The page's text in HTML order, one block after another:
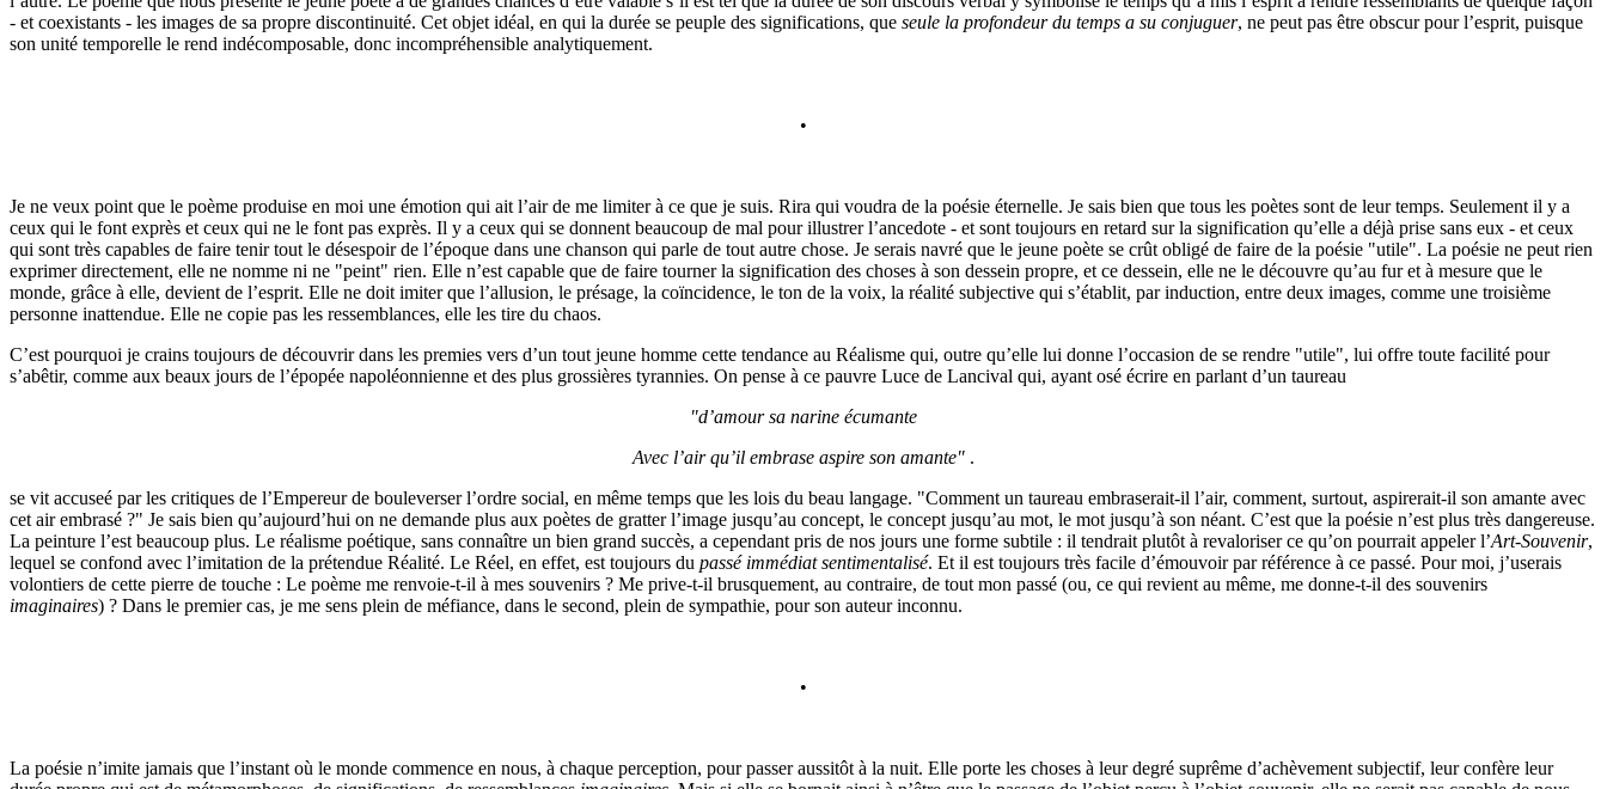
- et coexistants - les images de sa propre discontinuité. Cet objet idéal, en qui la durée se peuple des significations, que seule la profondeur du temps a su conjuguer, ne peut pas être obscur pour l’esprit, puisque
son unité temporelle le rend indécomposable, donc incompréhensible analytiquement.
•
Je ne veux point que le poème produise en moi une émotion qui ait l’air de me limiter à ce que je suis. Rira qui voudra de la poésie éternelle. Je sais bien que tous les poètes sont de leur temps. Seulement il y a
ceux qui le font exprès et ceux qui ne le font pas exprès. Il y a ceux qui se donnent beaucoup de mal pour illustrer l’ancedote - et sont toujours en retard sur la signification qu’elle a déjà prise sans eux - et ceux
qui sont très capables de faire tenir tout le désespoir de l’époque dans une chanson qui parle de tout autre chose. Je serais navré que le jeune poète se crût obligé de faire de la poésie "utile". La poésie ne peut rien
exprimer directement, elle ne nomme ni ne "peint" rien. Elle n’est capable que de faire tourner la signification des choses à son dessein propre, et ce dessein, elle ne le découvre qu’au fur et à mesure que le
monde, grâce à elle, devient de l’esprit. Elle ne doit imiter que l’allusion, le présage, la coïncidence, le ton de la voix, la réalité subjective qui s’établit, par induction, entre deux images, comme une troisième
personne inattendue. Elle ne copie pas les ressemblances, elle les tire du chaos.
C’est pourquoi je crains toujours de découvrir dans les premies vers d’un tout jeune homme cette tendance au Réalisme qui, outre qu’elle lui donne l’occasion de se rendre "utile", lui offre toute facilité pour
s’abêtir, comme aux beaux jours de l’épopée napoléonnienne et des plus grossières tyrannies. On pense à ce pauvre Luce de Lancival qui, ayant osé écrire en parlant d’un taureau
"d’amour sa narine écumante
Avec l’air qu’il embrase aspire son amante" .
se vit accuseé par les critiques de l’Empereur de bouleverser l’ordre social, en même temps que les lois du beau langage. "Comment un taureau embraserait-il l’air, comment, surtout, aspirerait-il son amante avec
cet air embrasé ?" Je sais bien qu’aujourd’hui on ne demande plus aux poètes de gratter l’image jusqu’au concept, le concept jusqu’au mot, le mot jusqu’à son néant. C’est que la poésie n’est plus très dangereuse.
La peinture l’est beaucoup plus. Le réalisme poétique, sans connaître un bien grand succès, a cependant pris de nos jours une forme subtile : il tendrait plutôt à revaloriser ce qu’on pourrait appeler l’Art-Souvenir,
lequel se confond avec l’imitation de la prétendue Réalité. Le Réel, en effet, est toujours du passé immédiat sentimentalisé. Et il est toujours très facile d’émouvoir par référence à ce passé. Pour moi, j’userais
volontiers de cette pierre de touche : Le poème me renvoie-t-il à mes souvenirs ? Me prive-t-il brusquement, au contraire, de tout mon passé (ou, ce qui revient au même, me donne-t-il des souvenirs
imaginaires) ? Dans le premier cas, je me sens plein de méfiance, dans le second, plein de sympathie, pour son auteur inconnu.
•
La poésie n’imite jamais que l’instant où le monde commence en nous, à chaque perception, pour passer aussitôt à la nuit. Elle porte les choses à leur degré suprême d’achèvement subjectif, leur confère leur